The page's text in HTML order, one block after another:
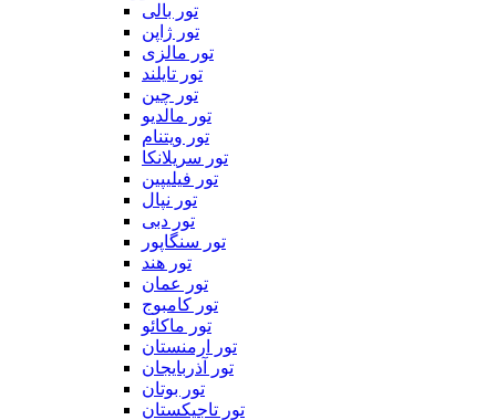
تور بالی
تور ژاپن
تور مالزی
تور تایلند
تور چین
تور مالدیو
تور ویتنام
تور سریلانکا
تور فیلیپین
تور نپال
تور دبی
تور سنگاپور
تور هند
تور عمان
تور کامبوج
تور ماکائو
تور ارمنستان
تور آذربایجان
تور بوتان
تور تاجیکستان